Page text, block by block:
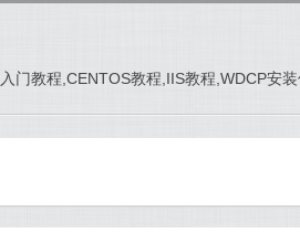
门教程,CENTOS教程,IIS教程,WDCP安